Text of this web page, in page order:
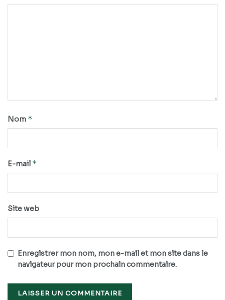
Nom *
E-mail *
Site web
Enregistrer mon nom, mon e-mail et mon site dans le
navigateur pour mon prochain commentaire.